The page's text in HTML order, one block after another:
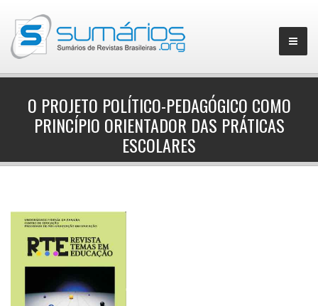
O PROJETO POLÍTICO-PEDAGÓGICO COMO
PRINCÍPIO ORIENTADOR DAS PRÁTICAS
ESCOLARES